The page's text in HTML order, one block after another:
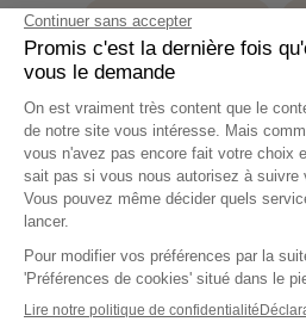
Autotour à Hawaï
Voyage de
Votre voyage sur-
Pearl Harbor
des lieux les plus
contemporaine, là où la
silence du port. Situé à